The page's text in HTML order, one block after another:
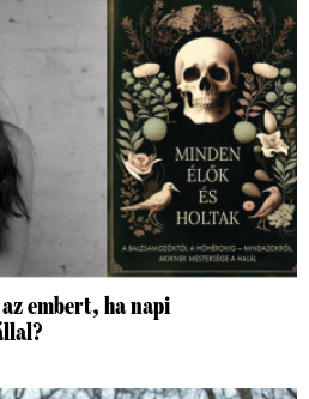
embert, ha napi